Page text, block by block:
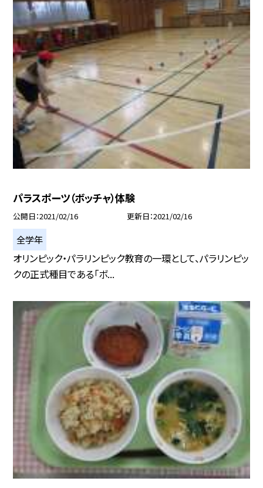
パラスポーツ（ボッチャ）体験
公開日 2021/02/16 更新日 2021/02/16
全学年
オリンピック・パラリンピック教育の一環として、パラリンピッ
クの正式種目である「ボ...